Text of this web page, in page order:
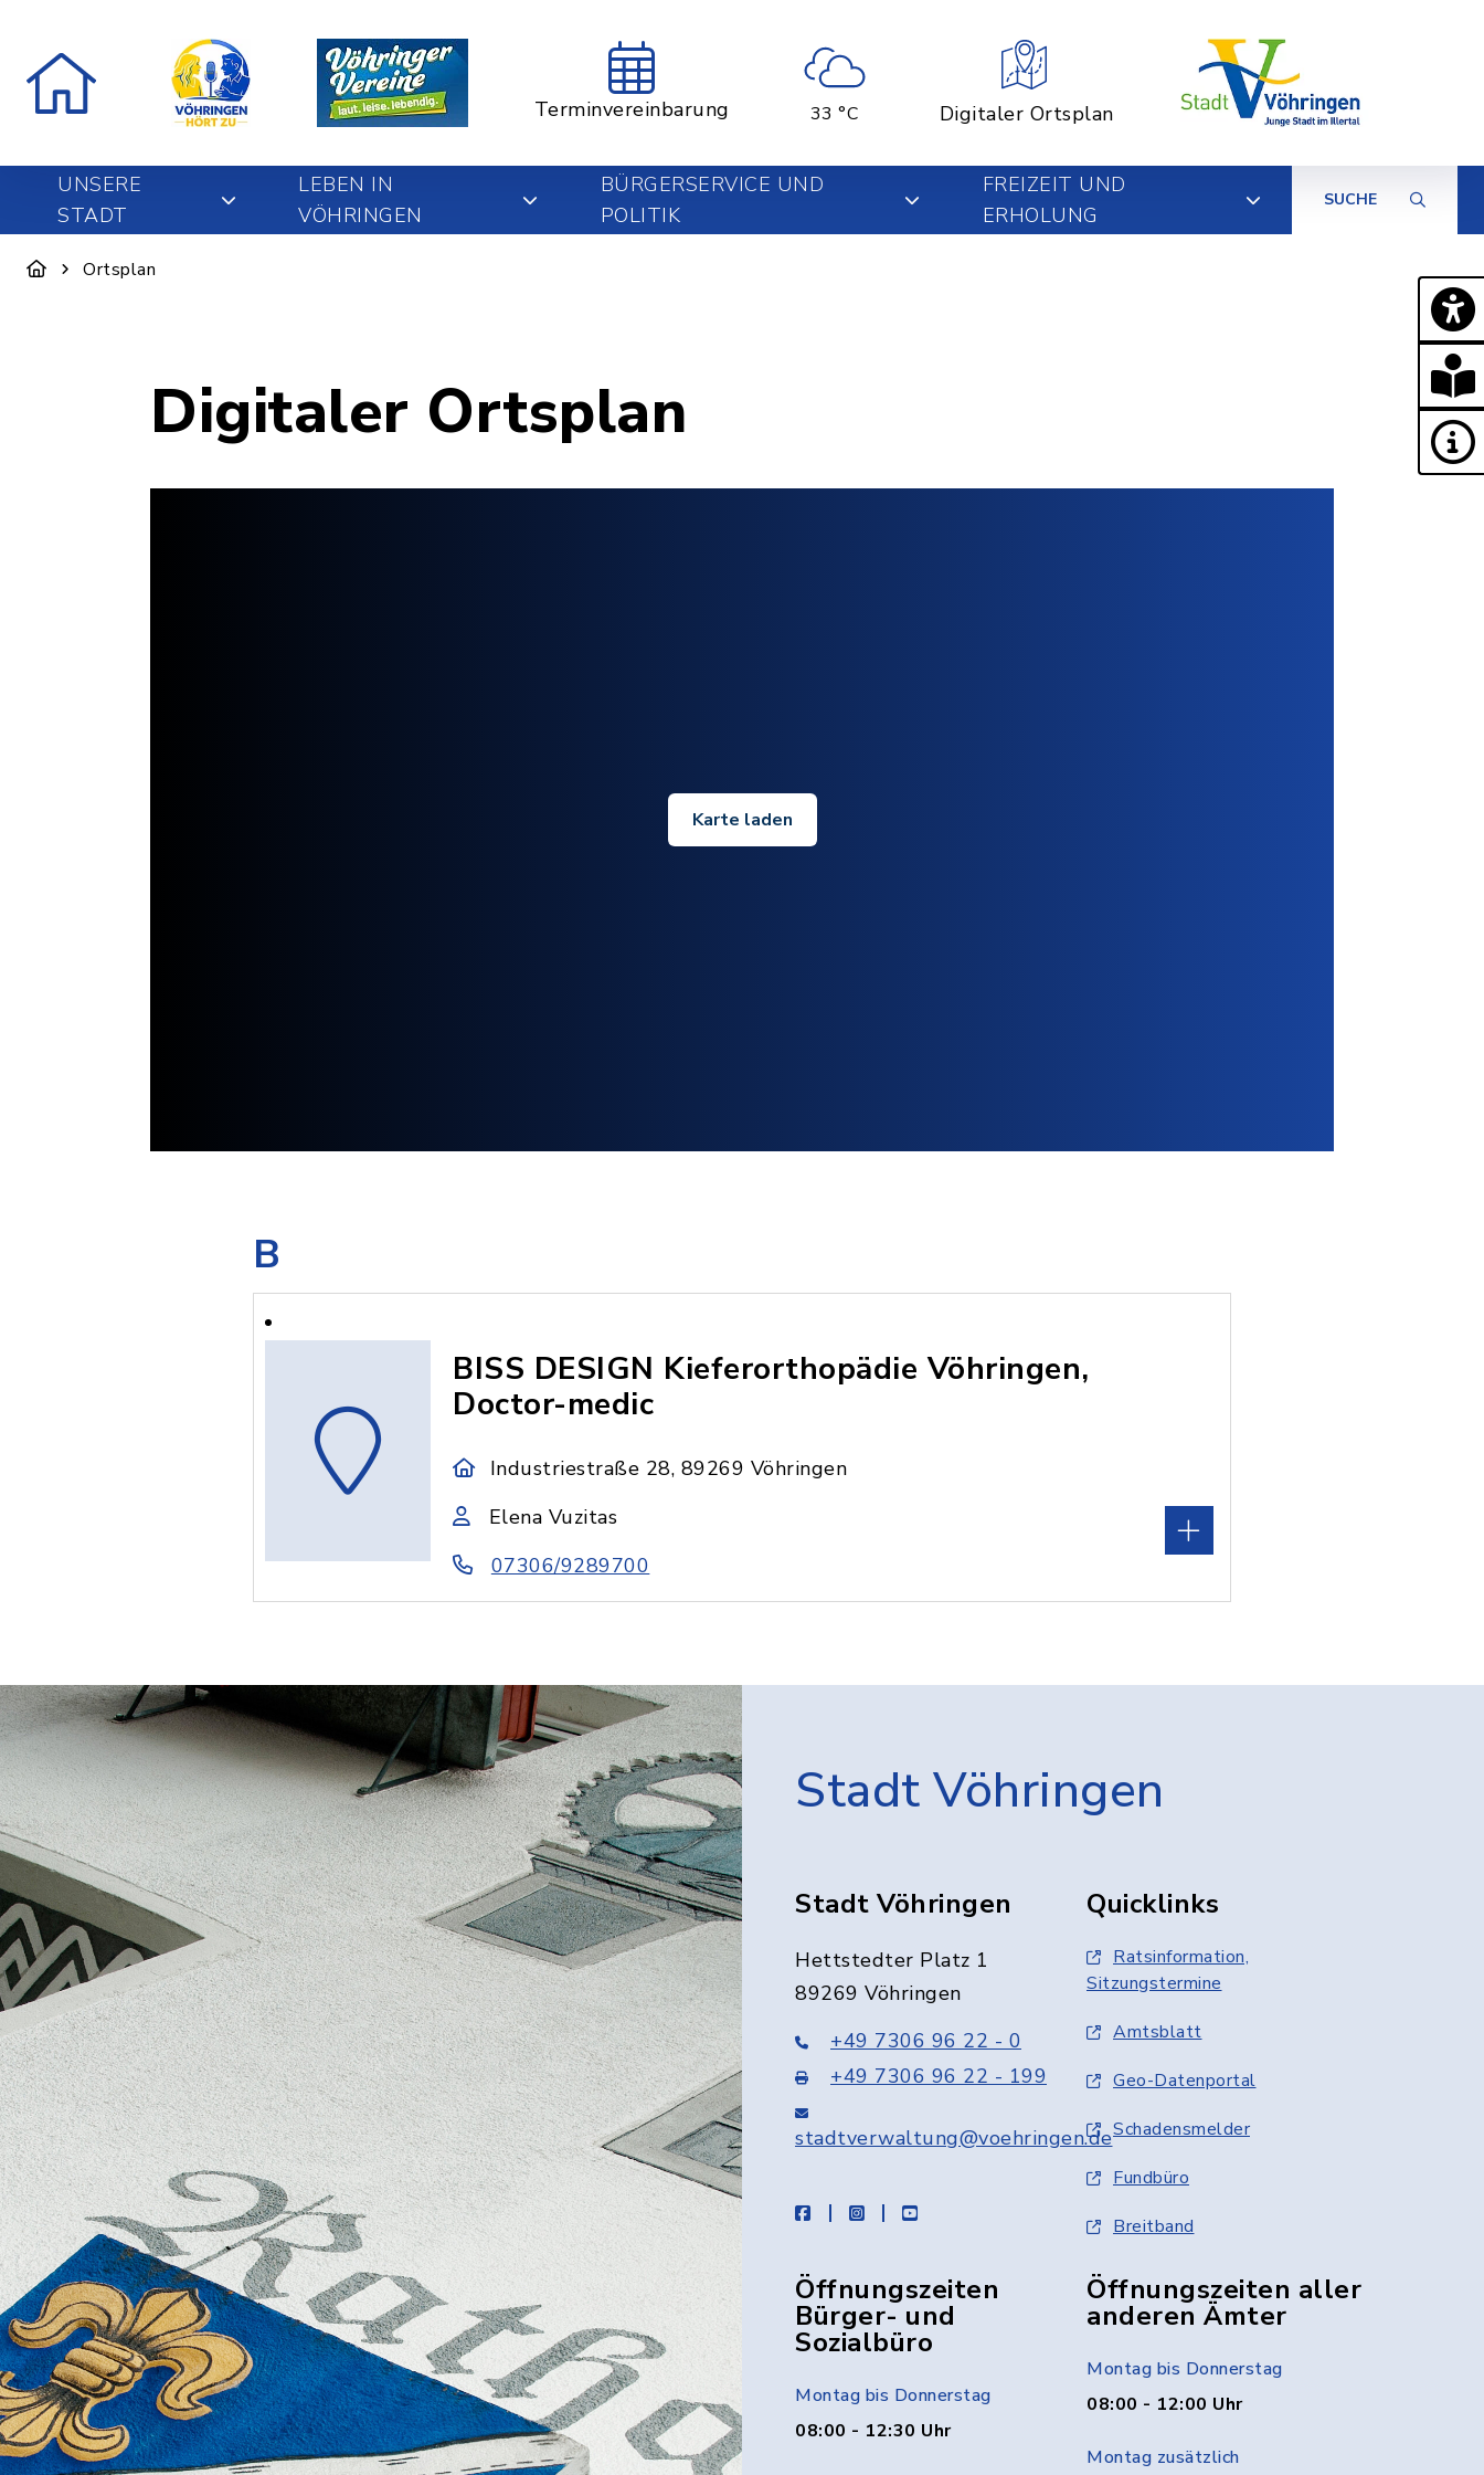
Terminvereinbarung 33 °C Digitaler Ortsplan
UNSERE
STADT
LEBEN IN
VÖHRINGEN
BÜRGERSERVICE UND
POLITIK
FREIZEIT UND
ERHOLUNG
SUCHE
Ortsplan
Digitaler Ortsplan
Karte laden
B
BISS DESIGN Kieferorthopädie Vöhringen,
Doctor-medic
Industriestraße 28, 89269 Vöhringen
Elena Vuzitas
07306/9289700
Stadt Vöhringen
Stadt Vöhringen
Hettstedter Platz 1
89269 Vöhringen
+49 7306 96 22 - 0
+49 7306 96 22 - 199
stadtverwaltung@voehringen.de
facebookinstagramyoutube
Quicklinks
Ratsinformation,
Sitzungstermine
Amtsblatt
Geo-Datenportal
Schadensmelder
Fundbüro
Breitband
Öffnungszeiten
Bürger- und
Sozialbüro
Montag bis Donnerstag
08:00 - 12:30 Uhr
Öffnungszeiten aller
anderen Ämter
Montag bis Donnerstag
08:00 - 12:00 Uhr
Montag zusätzlich